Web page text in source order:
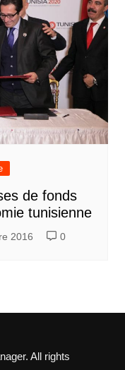
de fonds
tunisienne
2016 0
All rights